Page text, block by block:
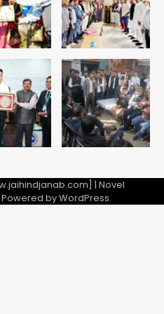
| Novel
byWordPress.